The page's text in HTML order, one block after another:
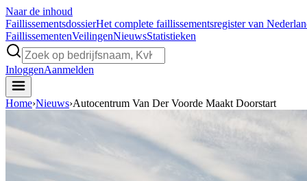
Naar de inhoud
FaillissementsdossierHet complete faillissementsregister van
FaillissementenVeilingenNieuwsStatistieken
InloggenAanmelden
Home›Nieuws›Autocentrum Van Der Voorde Maakt Doorstart